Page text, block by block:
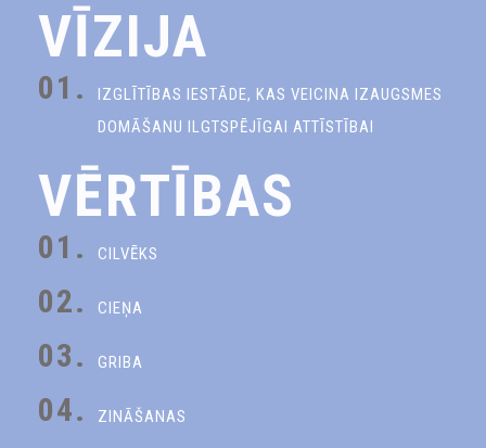
VĪZIJA
01.
IZGLĪTĪBAS IESTĀDE, KAS VEICINA IZAUGSMES
DOMĀŠANU ILGTSPĒJĪGAI ATTĪSTĪBAI
VĒRTĪBAS
01. CILVĒKS
02. CIEŅA
03. GRIBA
04. ZINĀŠANAS